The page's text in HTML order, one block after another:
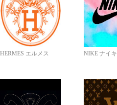
HERMES エルメス NIKE ナイキ